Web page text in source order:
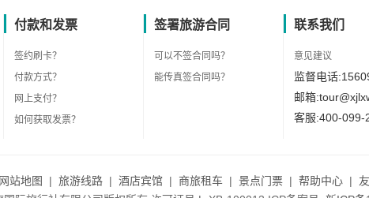
付款和发票
签约刷卡？
付款方式？
网上支付？
如何获取发票？
签署旅游合同
可以不签合同吗？
能传真签合同吗？
联系我们
意见建议
监督电话
邮箱
客服:400-099-
网站地图 | 旅游线路 | 酒店宾馆 | 商旅租车 | 景点门票 | 帮助中心 |